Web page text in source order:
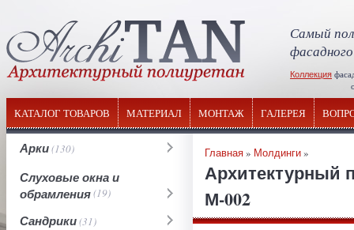
Самый
Коллекция
КАТАЛОГ ТОВАРОВ МАТЕРИАЛ МОНТАЖ ГАЛЕРЕЯ
Арки(130)
Слуховые окна и
обрамления(19)
Сандрики(31)
Главная» Молдинги»
Архитектурный
М-002